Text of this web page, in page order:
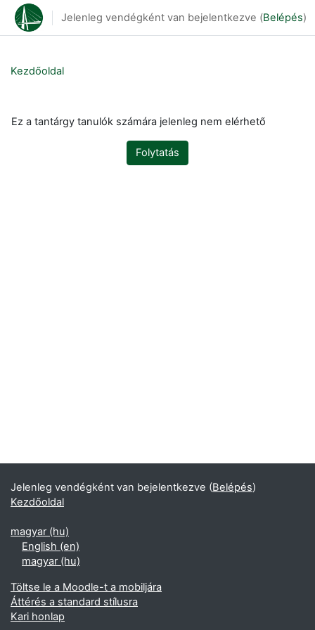
Tovább a fő tartalomhoz
Jelenleg vendégként van bejelentkezve (Belépés)
Kezdőoldal
Ez a tantárgy tanulók számára jelenleg nem elérhető
Folytatás
Jelenleg vendégként van bejelentkezve (Belépés)
Kezdőoldal
magyar ‎(hu)‎
English ‎(en)‎
magyar ‎(hu)‎
Töltse le a Moodle-t a mobiljára
Áttérés a standard stílusra
Kari honlap